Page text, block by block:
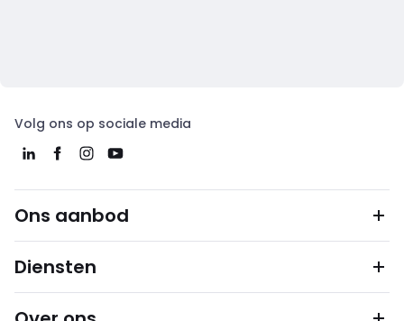
Volg ons op sociale media
Ons aanbod
Diensten